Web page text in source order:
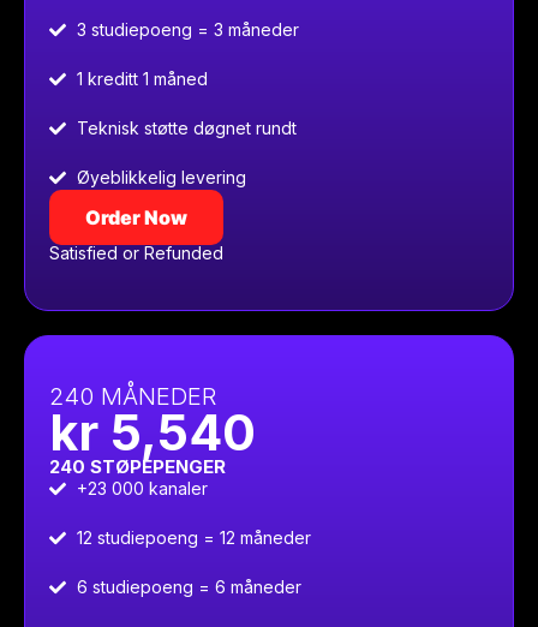
3 studiepoeng = 3 måneder
1 kreditt 1 måned
Teknisk støtte døgnet rundt
Øyeblikkelig levering
Order Now
Satisfied or Refunded
240 MÅNEDER
kr 5,540
240 STØPEPENGER
+23 000 kanaler
12 studiepoeng = 12 måneder
6 studiepoeng = 6 måneder